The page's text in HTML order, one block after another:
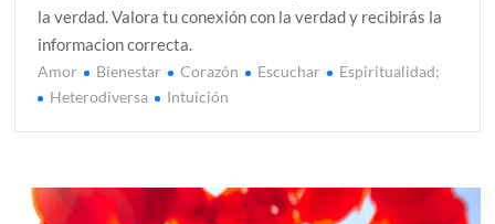
la verdad. Valora tu conexión con la verdad y recibirás la
informacion correcta.
Amor Bienestar Corazón Escuchar
Espiritualidad;
Heterodiversa
Intuición